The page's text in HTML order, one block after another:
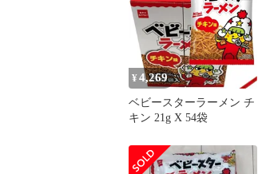
装 6P ストック スイーツ
おつまみ ケース買い ま
とめ買い 業者 仕入れ 大
量 麺 即席 飲食店
¥ 4,269
ベビースターラーメン チ
キン 21g X 54袋